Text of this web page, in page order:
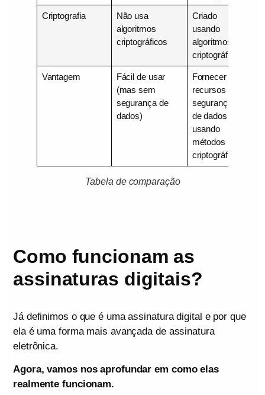
Criptografia
Não usa
algoritmos
criptográficos
Criado
usando
algoritmos
criptográficos
Vantagem
Fácil de usar
(mas sem
segurança de
dados)
Fornecer
recursos de
segurança
de dados
usando
métodos
criptográficos
Tabela de comparação
Como funcionam as
assinaturas digitais?
Já definimos o que é uma assinatura digital e por que
ela é uma forma mais avançada de assinatura
eletrônica.
Agora, vamos nos aprofundar em como elas
realmente funcionam.